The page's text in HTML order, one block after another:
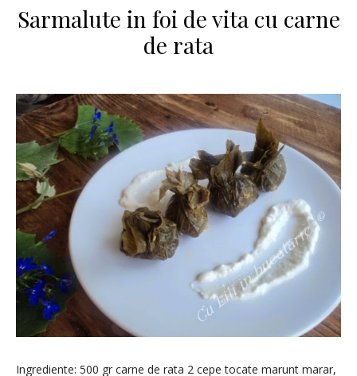
Sarmalute in foi de vita cu carne
de rata
Ingrediente: 500 gr carne de rata 2 cepe tocate marunt marar,